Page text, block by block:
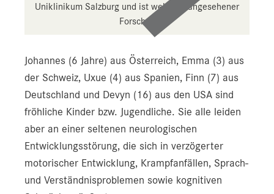
Uniklinikum Salzburg und ist weltweit angesehener
Forscher.
Johannes (6 Jahre) aus Österreich, Emma (3) aus
der Schweiz, Uxue (4) aus Spanien, Finn (7) aus
Deutschland und Devyn (16) aus den USA sind
fröhliche Kinder bzw. Jugendliche. Sie alle leiden
aber an einer seltenen neurologischen
Entwicklungsstörung, die sich in verzögerter
motorischer Entwicklung, Krampfanfällen, Sprach-
und Verständnisproblemen sowie kognitiven